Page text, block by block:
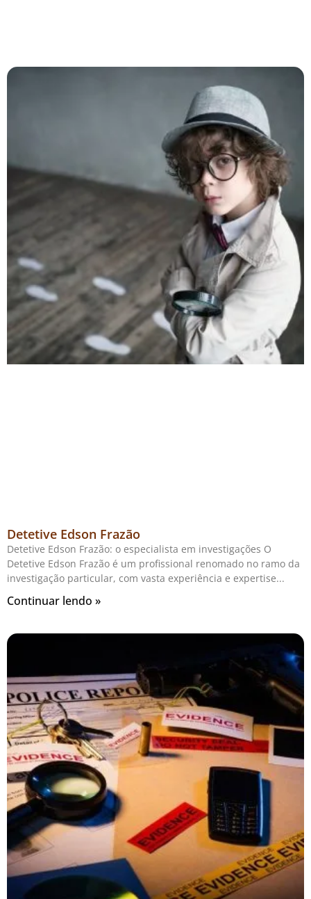
Detetive Edson Frazão
Detetive Edson Frazão: o especialista em investigações O
Detetive Edson Frazão é um profissional renomado no ramo da
investigação particular, com vasta experiência e expertise
Continuar lendo »